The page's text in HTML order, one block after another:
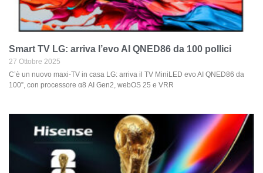
Smart TV LG: arriva l’evo AI QNED86 da 100 pollici
27 Ottobre 2025
C’è un nuovo maxi-TV in casa LG: arriva il TV MiniLED evo AI QNED86 da
100”, con processore α8 AI Gen2, webOS 25 e VRR